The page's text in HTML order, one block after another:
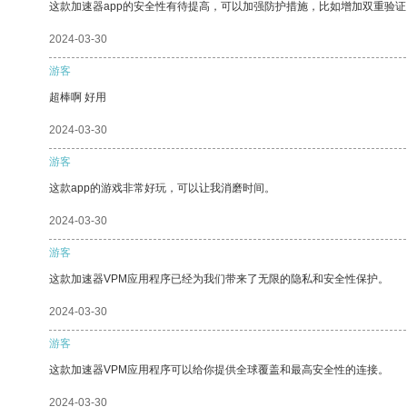
这款加速器app的安全性有待提高，可以加强防护措施，比如增加双重验
2024-03-30
游客
超棒啊 好用
2024-03-30
游客
这款app的游戏非常好玩，可以让我消磨时间。
2024-03-30
游客
这款加速器VPM应用程序已经为我们带来了无限的隐私和安全性保护。
2024-03-30
游客
这款加速器VPM应用程序可以给你提供全球覆盖和最高安全性的连接。
2024-03-30